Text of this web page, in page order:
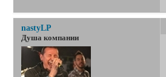
nastyLP
Душа компании